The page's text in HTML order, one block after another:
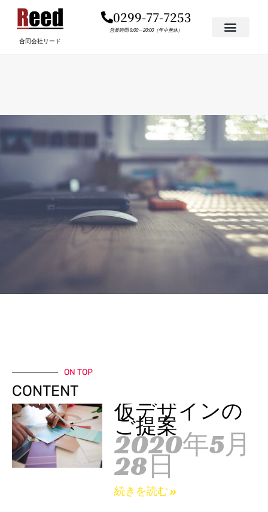
合同会社リード
0299-77-7253
営業時間 9:00 – 20:00（年中無休）
ON TOP
CONTENT
仮デザインの
ご提案
2020年5月
28日
続きを読む »